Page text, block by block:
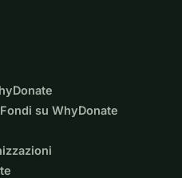
su WhyDonate